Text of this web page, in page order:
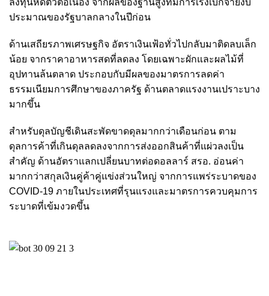
ลงทุนหดตัวต่อเนื่อง จากผลของฐานสูงที่มีการเร่งเบิกจ่ายงบ
ประมาณของรัฐบาลกลางในปีก่อน
ด้านเสถียรภาพเศรษฐกิจ อัตราเงินเฟ้อทั่วไปกลับมาติดลบเล็ก
น้อย จากราคาอาหารสดที่ลดลง โดยเฉพาะผักและผลไม้ที่
อุปทานล้นตลาด ประกอบกับมีผลของมาตรการลดค่า
ธรรมเนียมการศึกษาของภาครัฐ ด้านตลาดแรงงานเปราะบาง
มากขึ้น
สำหรับดุลบัญชีเดินสะพัดขาดดุลมากกว่าเดือนก่อน ตาม
ดุลการค้าที่เกินดุลลดลงจากการส่งออกสินค้าที่แผ่วลงเป็น
สำคัญ ด้านอัตราแลกเปลี่ยนบาทต่อดอลลาร์ สรอ. อ่อนค่า
มากกว่าสกุลเงินคู่ค้าคู่แข่งส่วนใหญ่ จากการแพร่ระบาดของ
COVID-19 ภายในประเทศที่รุนแรงและมาตรการควบคุมการ
ระบาดที่เข้มงวดขึ้น